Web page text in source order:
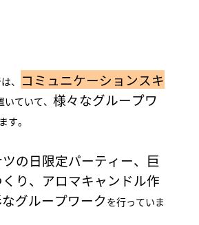
、
コミュニケーションスキ
いていて、様々なグループワ
す。
の日限定パーティー、巨
り、アロマキャンドル作
グループワークを行っていま